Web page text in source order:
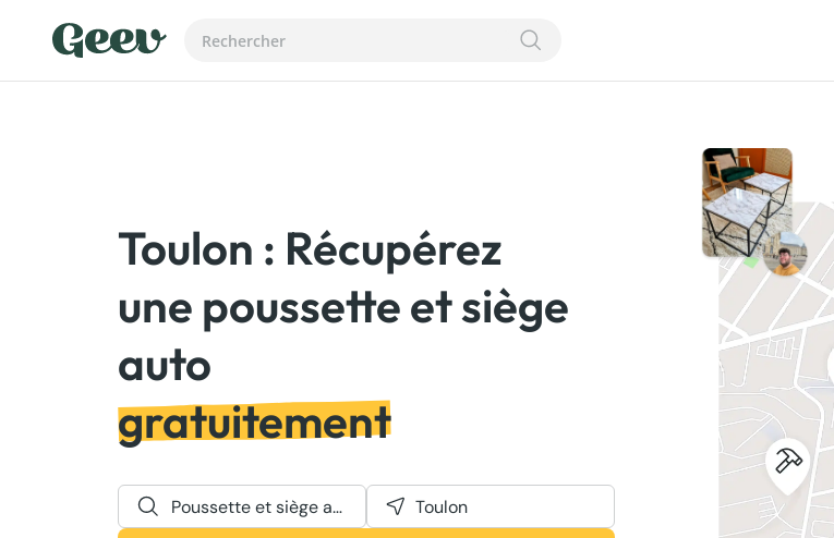
Toulon : Récupérez
une poussette et siège
gratuitement
Poussette et siège auto
Toulon